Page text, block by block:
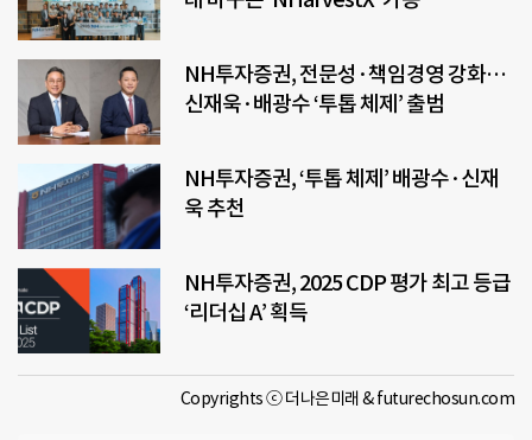
NH투자증권, 전문성·책임경영 강화…
신재욱·배광수 ‘투톱 체제’ 출범
NH투자증권, ‘투톱 체제’ 배광수·신재
욱 추천
NH투자증권, 2025 CDP 평가 최고 등급
‘리더십 A’ 획득
Copyrights ⓒ 더나은미래 & futurechosun.com